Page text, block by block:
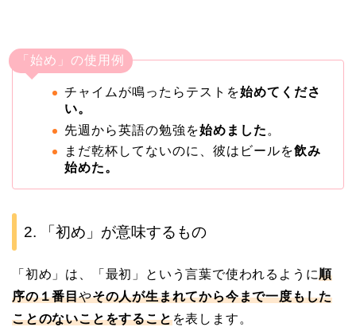
「始め」の使用例
チャイムが鳴ったらテストを始めてくださ
い。
先週から英語の勉強を始めました 。
まだ乾杯してないのに、彼はビールを飲み
始めた。
2. 「初め」が意味するもの
「初め」は、「最初」という言葉で使われるように順
序の１番目やその人が生まれてから今まで一度もした
ことのないことをすることを表します。